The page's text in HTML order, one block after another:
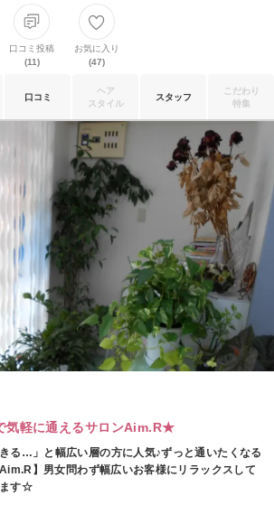
口コミ投稿
(11)
お気に入り
(47)
口コミ
ヘア
スタイル
スタッフ
こだわり
特集
気軽に通えるサロンAim.R★
る…」と幅広い層の方に人気♪ずっと通いたくなる
】男女問わず幅広いお客様にリラックスして
ます☆